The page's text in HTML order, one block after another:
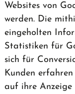
Websites von
werden. Die
eingeholten
Statistiken für
sich für
Kunden
auf ihre